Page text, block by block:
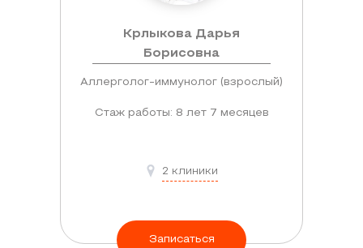
Крлыкова Дарья
Борисовна
Аллерголог-иммунолог (взрослый)
Стаж работы: 8 лет 7 месяцев
2 клиники
Записаться